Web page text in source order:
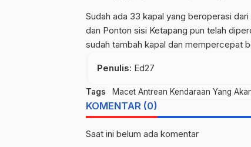
Sudah ada 33 kapal yang beroperasi
dan Ponton sisi Ketapang pun telah
sudah tambah kapal dan mempercepat
Penulis: Ed27
Tags Macet Antrean Kendaraan Yang
KOMENTAR (0)
Saat ini belum ada komentar